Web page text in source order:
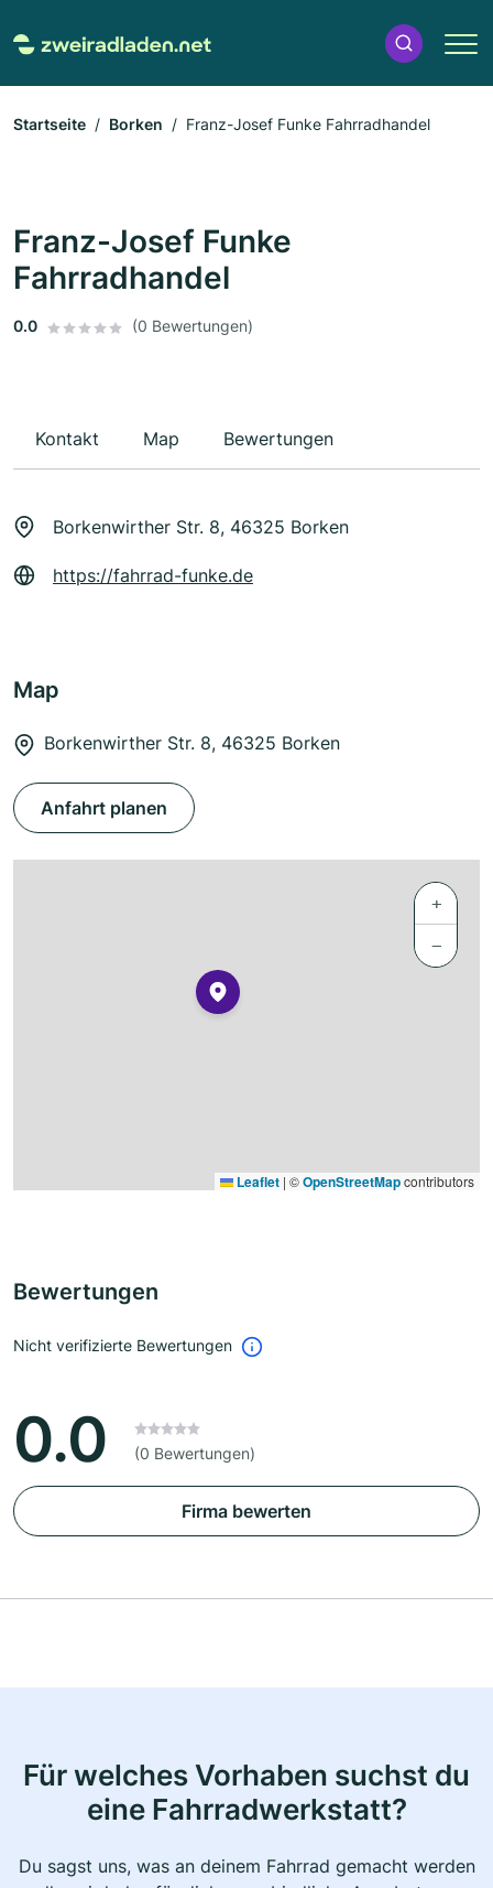
Startseite Borken Franz-Josef Funke Fahrradhandel
Franz-Josef Funke
Fahrradhandel
0.0 (0 Bewertungen)
Kontakt Map Bewertungen
Borkenwirther Str. 8, 46325 Borken
https://fahrrad-funke.de
Map
Borkenwirther Str. 8, 46325 Borken
Anfahrt planen
+
−
Leaflet | ©OpenStreetMapcontributors
Bewertungen
Nicht verifizierte Bewertungen
0.0 (0 Bewertungen)
Firma bewerten
Für welches Vorhaben suchst du
eine Fahrradwerkstatt?
Du sagst uns, was an deinem Fahrrad gemacht werden